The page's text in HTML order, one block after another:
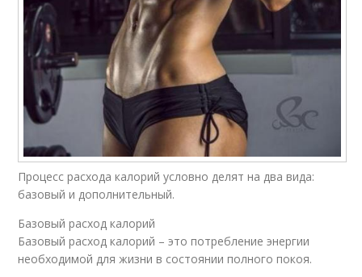
Процесс расхода калорий условно делят на два вида:
базовый и дополнительный.
Базовый расход калорий
Базовый расход калорий – это потребление энергии
необходимой для жизни в состоянии полного покоя.